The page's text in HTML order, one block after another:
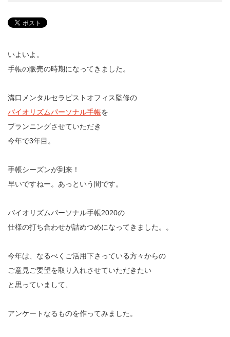
いよいよ。
手帳の販売の時期になってきました。
溝口メンタルセラピストオフィス監修の
バイオリズムパーソナル手帳を
プランニングさせていただき
今年で3年目。
手帳シーズンが到来！
早いですねー。あっという間です。
バイオリズムパーソナル手帳2020の
仕様の打ち合わせが詰めつめになってきました。。
今年は、なるべくご活用下さっている方々からの
ご意見ご要望を取り入れさせていただきたい
と思っていまして、
アンケートなるものを作ってみました。